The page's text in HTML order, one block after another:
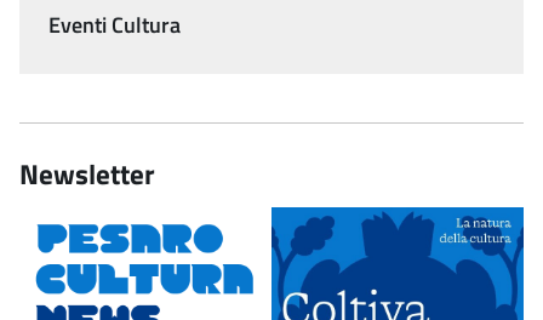
Eventi Cultura
Newsletter